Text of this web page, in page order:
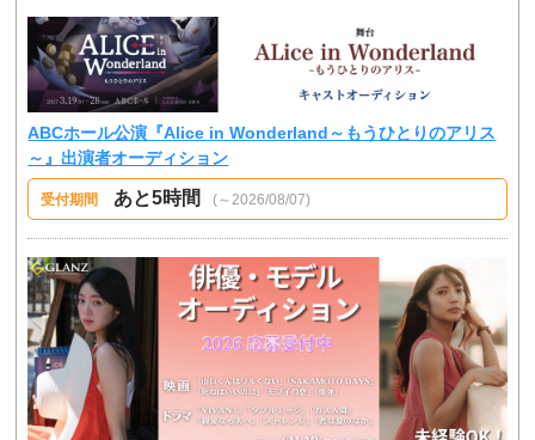
ABCホール公演『Alice in Wonderland～もうひとりのアリス
～』出演者オーディション
受付期間 あと5時間 (～2026/08/07)